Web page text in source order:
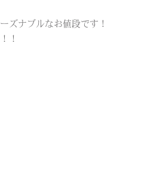
ズナブルなお値段です！
！